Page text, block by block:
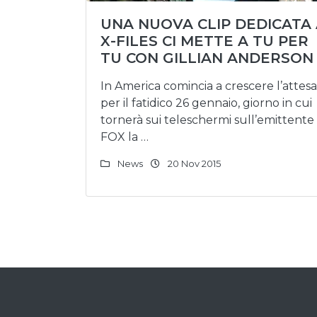
UNA NUOVA CLIP DEDICATA
X-FILES CI METTE A TU PER
TU CON GILLIAN ANDERSON
In America comincia a crescere l’attesa
per il fatidico 26 gennaio, giorno in cui
tornerà sui teleschermi sull’emittente
FOX la …
News 20 Nov 2015